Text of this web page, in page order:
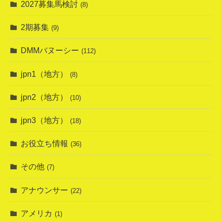
2027募集馬検討 (8)
2期募集 (9)
DMMバヌーシー (112)
jpn1（地方） (8)
jpn2（地方） (10)
jpn3（地方） (18)
お役立ち情報 (36)
その他 (7)
アナウンサー (22)
アメリカ (1)